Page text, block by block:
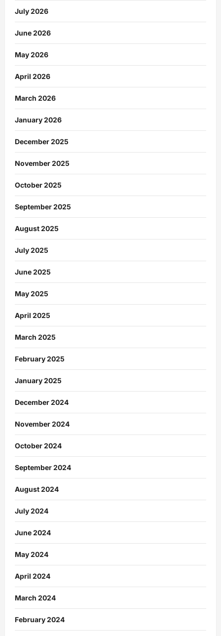
July 2026
June 2026
May 2026
April 2026
March 2026
January 2026
December 2025
November 2025
October 2025
September 2025
August 2025
July 2025
June 2025
May 2025
April 2025
March 2025
February 2025
January 2025
December 2024
November 2024
October 2024
September 2024
August 2024
July 2024
June 2024
May 2024
April 2024
March 2024
February 2024